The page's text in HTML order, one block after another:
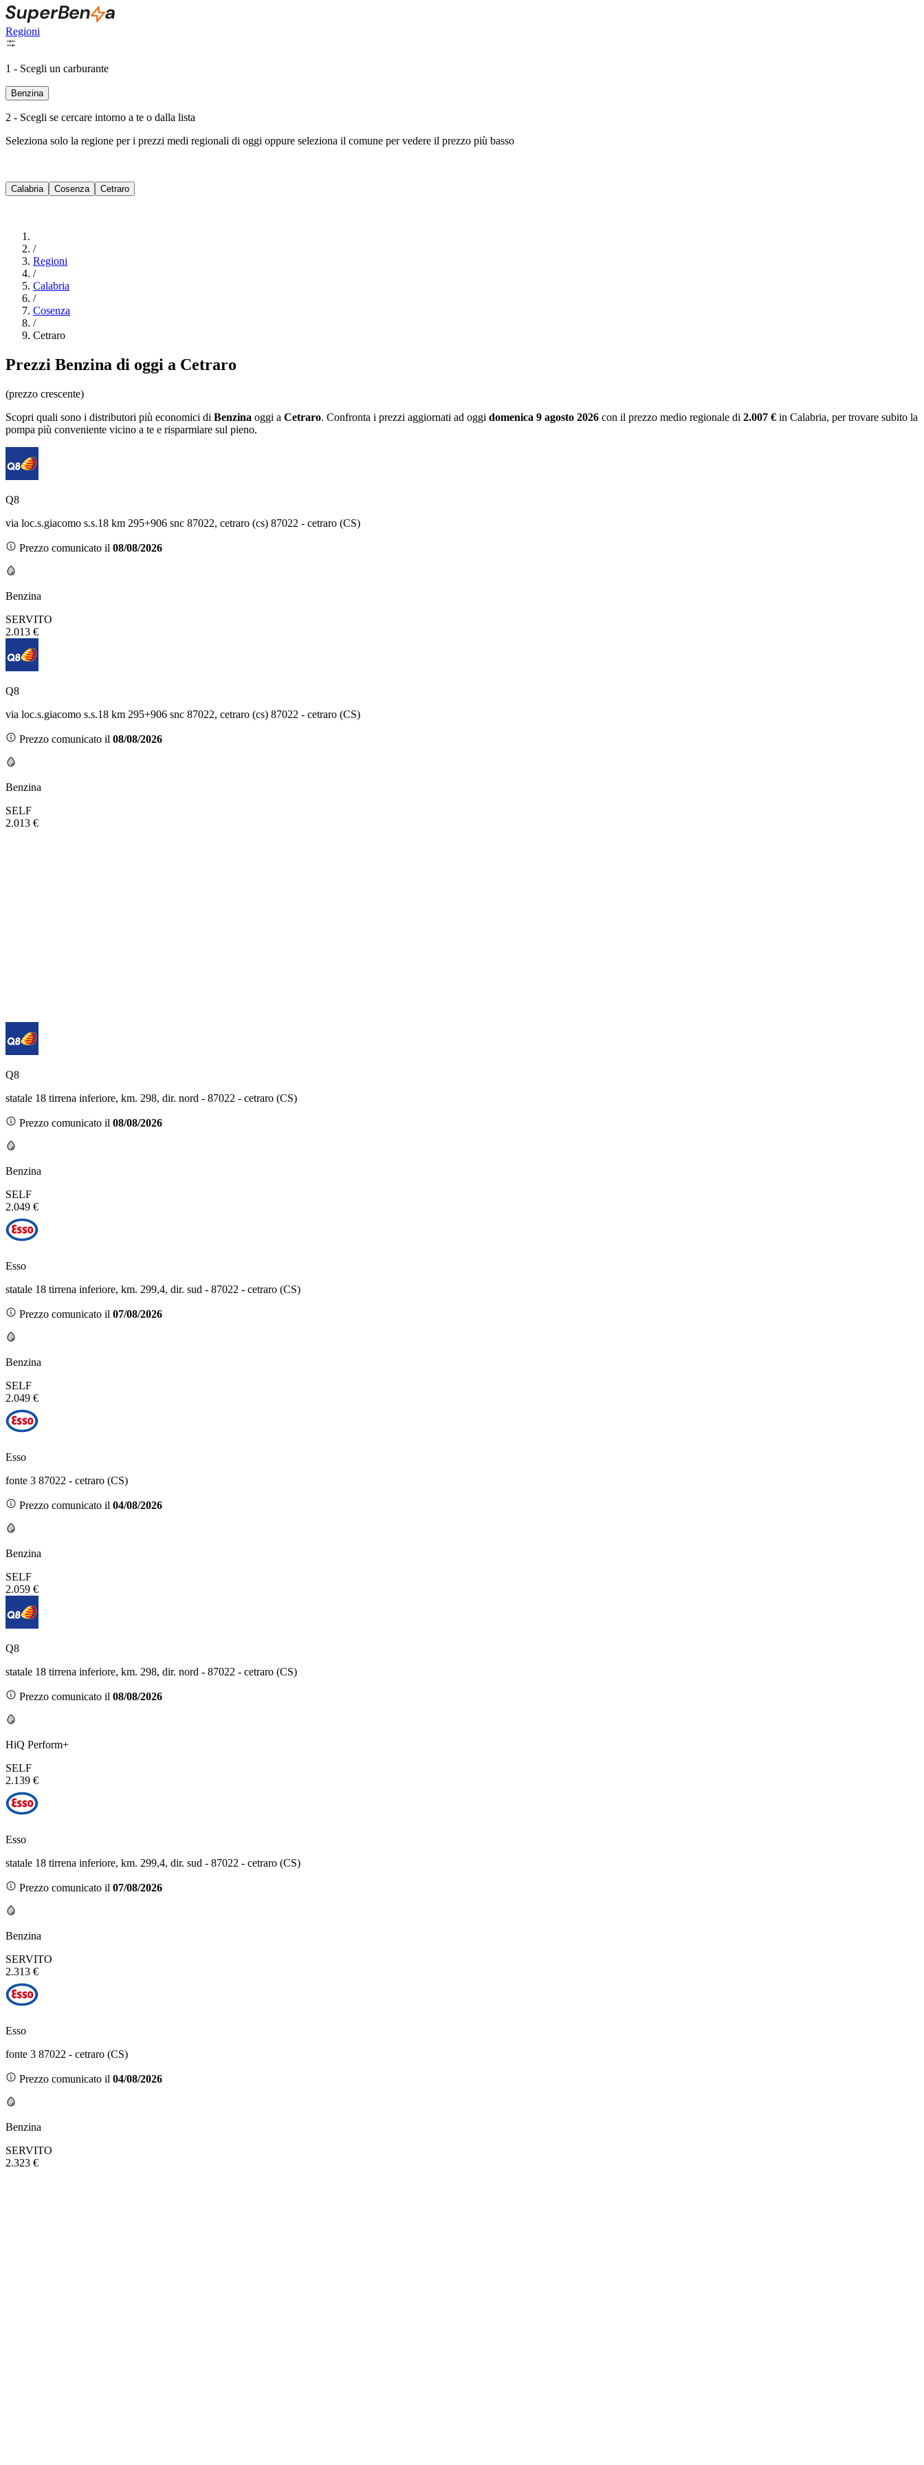
Regioni
1 - Scegli un carburante
Benzina
2 - Scegli se cercare intorno a te o dalla lista
Seleziona solo la regione per i prezzi medi regionali di oggi oppure seleziona il comune per vedere il prezzo più basso
Calabria Cosenza Cetraro
/
Regioni
/
Calabria
/
Cosenza
/
Cetraro
Prezzi Benzina di oggi a Cetraro
(prezzo crescente)
Scopri quali sono i distributori più economici di Benzina oggi a Cetraro. Confronta i prezzi aggiornati ad oggi domenica 9 agosto 2026 con il prezzo medio regionale di 2.007 € in Calabria, per trovare subito la
pompa più conveniente vicino a te e risparmiare sul pieno.
Q8
via loc.s.giacomo s.s.18 km 295+906 snc 87022, cetraro (cs) 87022 - cetraro (CS)
Prezzo comunicato il 08/08/2026
Benzina
SERVITO
2.013 €
Q8
via loc.s.giacomo s.s.18 km 295+906 snc 87022, cetraro (cs) 87022 - cetraro (CS)
Prezzo comunicato il 08/08/2026
Benzina
SELF
2.013 €
Q8
statale 18 tirrena inferiore, km. 298, dir. nord - 87022 - cetraro (CS)
Prezzo comunicato il 08/08/2026
Benzina
SELF
2.049 €
Esso
statale 18 tirrena inferiore, km. 299,4, dir. sud - 87022 - cetraro (CS)
Prezzo comunicato il 07/08/2026
Benzina
SELF
2.049 €
Esso
fonte 3 87022 - cetraro (CS)
Prezzo comunicato il 04/08/2026
Benzina
SELF
2.059 €
Q8
statale 18 tirrena inferiore, km. 298, dir. nord - 87022 - cetraro (CS)
Prezzo comunicato il 08/08/2026
HiQ Perform+
SELF
2.139 €
Esso
statale 18 tirrena inferiore, km. 299,4, dir. sud - 87022 - cetraro (CS)
Prezzo comunicato il 07/08/2026
Benzina
SERVITO
2.313 €
Esso
fonte 3 87022 - cetraro (CS)
Prezzo comunicato il 04/08/2026
Benzina
SERVITO
2.323 €